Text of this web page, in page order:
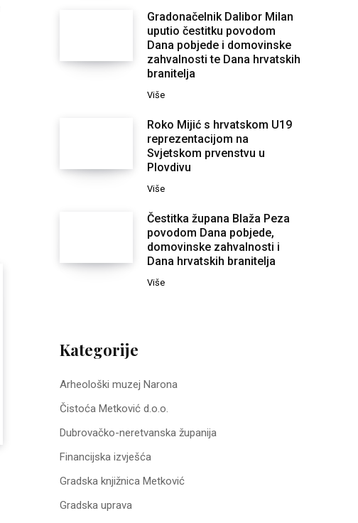
Gradonačelnik Dalibor Milan
uputio čestitku povodom
Dana pobjede i domovinske
zahvalnosti te Dana hrvatskih
branitelja
Više
Roko Mijić s hrvatskom U19
reprezentacijom na
Svjetskom prvenstvu u
Plovdivu
Više
Čestitka župana Blaža Peza
povodom Dana pobjede,
domovinske zahvalnosti i
Dana hrvatskih branitelja
Više
Kategorije
Arheološki muzej Narona
Čistoća Metković d.o.o.
Dubrovačko-neretvanska županija
Financijska izvješća
Gradska knjižnica Metković
Gradska uprava